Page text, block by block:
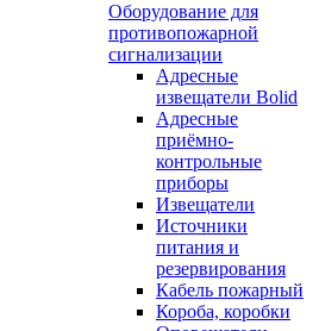
Оборудование для
противопожарной
сигнализации
Адресные
извещатели Bolid
Адресные
приёмно-
контрольные
приборы
Извещатели
Источники
питания и
резервирования
Кабель пожарный
Короба, коробки